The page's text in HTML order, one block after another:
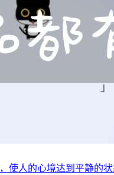
人的心境达到平静的